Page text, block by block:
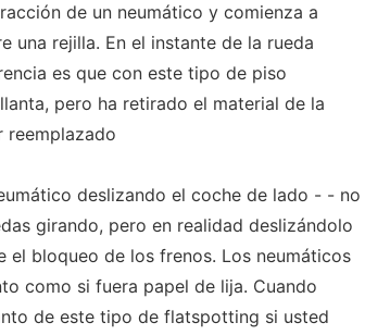
de un neumático y comienza a
una rejilla. En el instante de la rueda
es que con este tipo de piso
pero ha retirado el material de la
reemplazado
deslizando el coche de lado - - no
girando, pero en realidad deslizándolo
el bloqueo de los frenos. Los neumáticos
como si fuera papel de lija. Cuando
de este tipo de flatspotting si usted